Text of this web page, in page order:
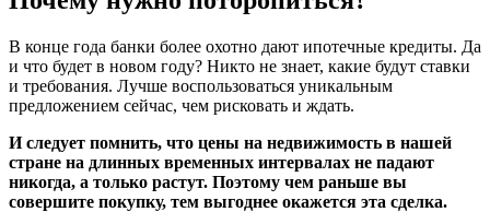
В конце года банки более охотно дают ипотечные кредиты. Да
и что будет в новом году? Никто не знает, какие будут ставки
и требования. Лучше воспользоваться уникальным
предложением сейчас, чем рисковать и ждать.
И следует помнить, что цены на недвижимость в нашей
стране на длинных временных интервалах не падают
никогда, а только растут. Поэтому чем раньше вы
совершите покупку, тем выгоднее окажется эта сделка.